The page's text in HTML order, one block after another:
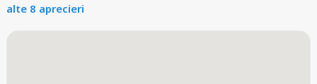
alte 8 aprecieri